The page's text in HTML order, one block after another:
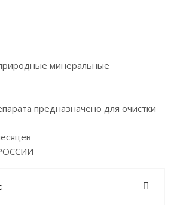
минеральные
предназначено для очистки